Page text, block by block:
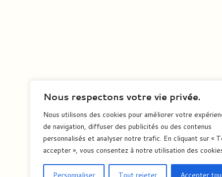
Nous respectons votre vie privée.
Nous utilisons des cookies pour améliorer votre
de navigation, diffuser des publicités ou des contenus
personnalisés et analyser notre trafic. En cliquant sur «
accepter », vous consentez à notre utilisation des
Personnaliser Tout rejeter Accepter